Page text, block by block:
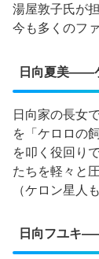
湯屋敦子氏が
今も多くのフ
日向夏美——
日向家の長女
を「ケロロの
を叩く役回り
たちを軽々と
（ケロン星人
日向フユキ